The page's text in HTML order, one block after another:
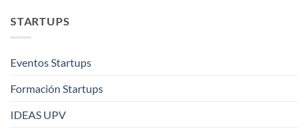
STARTUPS
Eventos Startups
Formación Startups
IDEAS UPV